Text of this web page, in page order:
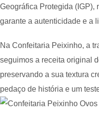
Geográfica Protegida (IGP),
garante a autenticidade e a
Na Confeitaria Peixinho, a
seguimos a receita original
preservando a sua textura
pedaço de história e um